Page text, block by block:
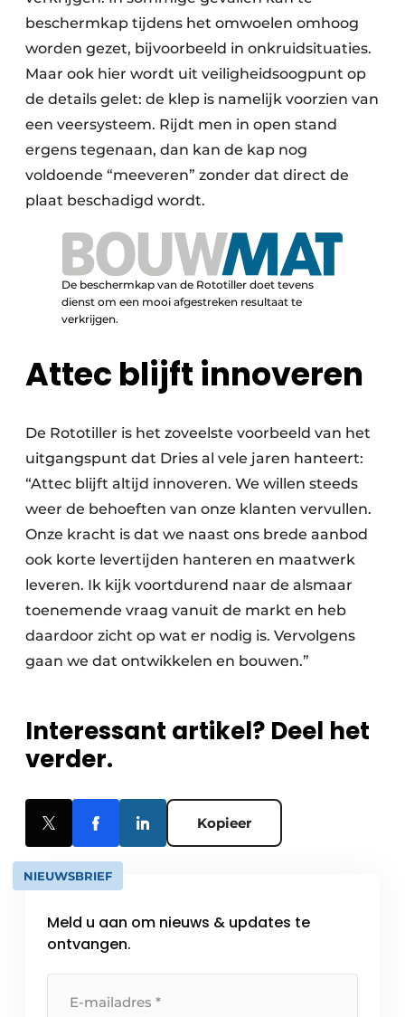
beschermkap tijdens het omwoelen omhoog
worden gezet, bijvoorbeeld in onkruidsituaties.
Maar ook hier wordt uit veiligheidsoogpunt op
de details gelet: de klep is namelijk voorzien van
een veersysteem. Rijdt men in open stand
ergens tegenaan, dan kan de kap nog
voldoende “meeveren” zonder dat direct de
plaat beschadigd wordt.
De beschermkap van de Rototiller doet tevens
dienst om een mooi afgestreken resultaat te
verkrijgen.
Attec blijft innoveren
De Rototiller is het zoveelste voorbeeld van het
uitgangspunt dat Dries al vele jaren hanteert:
“Attec blijft altijd innoveren. We willen steeds
weer de behoeften van onze klanten vervullen.
Onze kracht is dat we naast ons brede aanbod
ook korte levertijden hanteren en maatwerk
leveren. Ik kijk voortdurend naar de alsmaar
toenemende vraag vanuit de markt en heb
daardoor zicht op wat er nodig is. Vervolgens
gaan we dat ontwikkelen en bouwen.”
Interessant artikel? Deel het
verder.
Kopieer
NIEUWSBRIEF
Meld u aan om nieuws & updates te
ontvangen.